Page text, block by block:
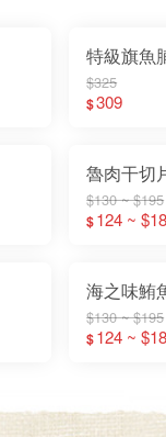
特級旗魚
$325
$309
魯肉干切
$130 ~ $195
$124 ~
海之味鮪
$130 ~ $195
$124 ~